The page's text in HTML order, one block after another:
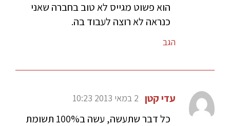
הוא פשוט מגייס לא טוב בחברה שאני
כנראה לא רוצה לעבוד בה.
הגב
עדי קטן 2 במאי 2013 10:23
כל דבר שתעשה, עשה ב100% תשומת